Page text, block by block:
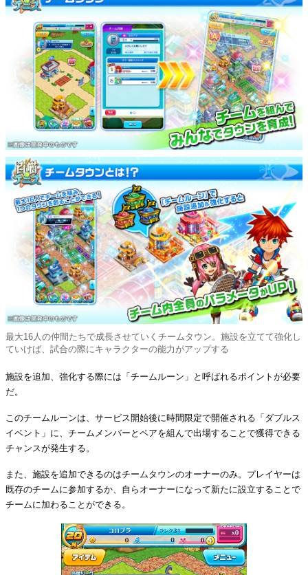
最大16人の仲間たちで成長させていくチームタウン。施設を立てて強化し
ていけば、試合の際にキャラクターの能力がアップする
施設を追加、強化する際には「チームルーン」と呼ばれるポイントが必要
だ。
このチームルーンは、サービス開始後に時間限定で開催される「ダブルス
イベント」に、チームメンバーとペアを組んで出場することで獲得できる
チャンスが発生する。
また、施設を追加できるのはチームタウンのオーナーのみ。プレイヤーは
既存のチームに参加するか、自らオーナーになって新たに設立することで
チームに加わることができる。